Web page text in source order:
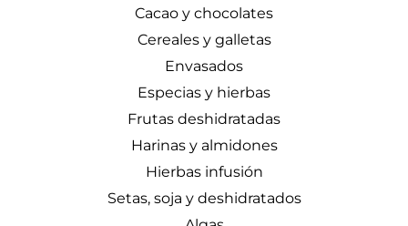
Cacao y chocolates
Cereales y galletas
Envasados
Especias y hierbas
Frutas deshidratadas
Harinas y almidones
Hierbas infusión
Setas, soja y deshidratados